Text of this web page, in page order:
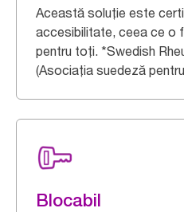
Această soluție este
accesibilitate, ceea ce o
pentru toți. *Swedish
(Asociația suedeză
Blocabil